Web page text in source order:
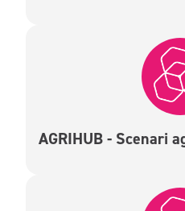
AGRIHUB - Scenari